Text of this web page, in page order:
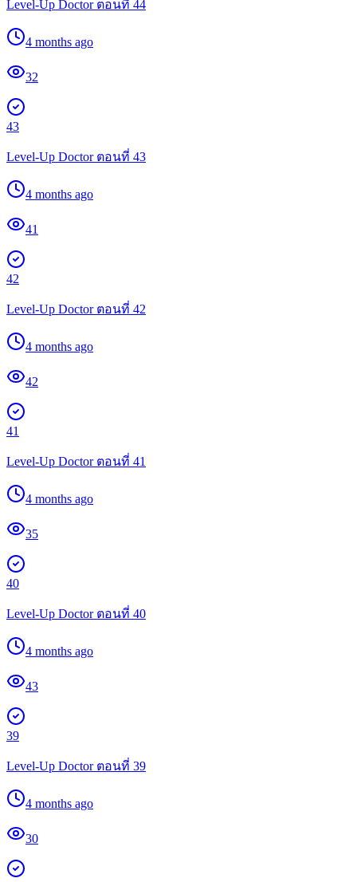
Level-Up Doctor ตอนที่ 44
4 months ago
32
43
Level-Up Doctor ตอนที่ 43
4 months ago
41
42
Level-Up Doctor ตอนที่ 42
4 months ago
42
41
Level-Up Doctor ตอนที่ 41
4 months ago
35
40
Level-Up Doctor ตอนที่ 40
4 months ago
43
39
Level-Up Doctor ตอนที่ 39
4 months ago
30